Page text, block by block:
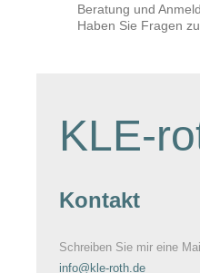
Beratung und
Haben Sie Fragen
KLE-
Kontakt
Schreiben Sie mir eine
info@kle-roth.de